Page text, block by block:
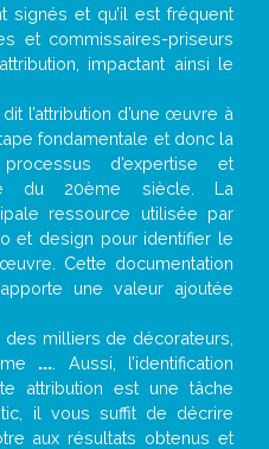
signés et qu’il est fréquent
et commissaires-priseurs
impactant ainsi le
l’attribution d’une œuvre à
fondamentale et donc la
d’expertise et
du 20ème siècle. La
ressource utilisée par
et design pour identifier le
Cette documentation
une valeur ajoutée
milliers de décorateurs,
... . Aussi, l’identification
attribution est une tâche
il vous suffit de décrire
aux résultats obtenus et